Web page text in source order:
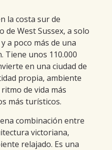
la costa sur de
de West Sussex, a solo
a poco más de una
Tiene unos 110.000
en una ciudad de
propia, ambiente
de vida más
más turísticos.
combinación entre
victoriana,
relajado. Es una